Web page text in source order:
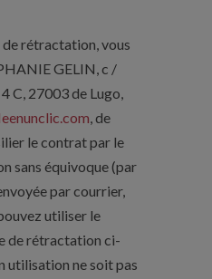
rétractation, vous
GELIN, c /
C, 27003 de Lugo,
, de
le contrat par le
sans équivoque (par
par courrier,
utiliser le
de rétractation ci-
utilisation ne soit pas